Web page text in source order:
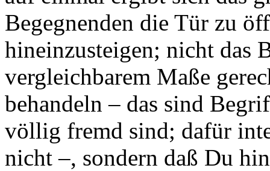
Begegnenden die Tür zu
hineinzusteigen; nicht das
vergleichbarem Maße
behandeln – das sind
völlig fremd sind; dafür
nicht –, sondern daß Du